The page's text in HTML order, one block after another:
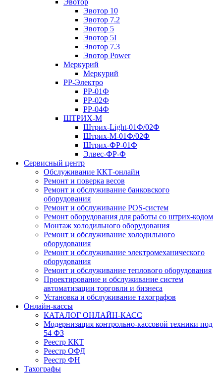
Эвотор
Эвотор 10
Эвотор 7.2
Эвотор 5
Эвотор 5I
Эвотор 7.3
Эвотор Power
Меркурий
Меркурий
РР-Электро
РР-01Ф
РР-02Ф
РР-04Ф
ШТРИХ-М
Штрих-Light-01Ф/02Ф
Штрих-М-01Ф/02Ф
Штрих-ФР-01Ф
Элвес-ФР-Ф
Сервисный центр
Обслуживание ККТ-онлайн
Ремонт и поверка весов
Ремонт и обслуживание банковского
оборудования
Ремонт и обслуживание POS-систем
Ремонт оборудования для работы со штрих-кодом
Монтаж холодильного оборудования
Ремонт и обслуживание холодильного
оборудования
Ремонт и обслуживание электромеханического
оборудования
Ремонт и обслуживание теплового оборудования
Проектирование и обслуживание систем
автоматизации торговли и бизнеса
Установка и обслуживание тахографов
Онлайн-кассы
КАТАЛОГ ОНЛАЙН-КАСС
Модернизация контрольно-кассовой техники под
54 ФЗ
Реестр ККТ
Реестр ОФД
Реестр ФН
Тахографы